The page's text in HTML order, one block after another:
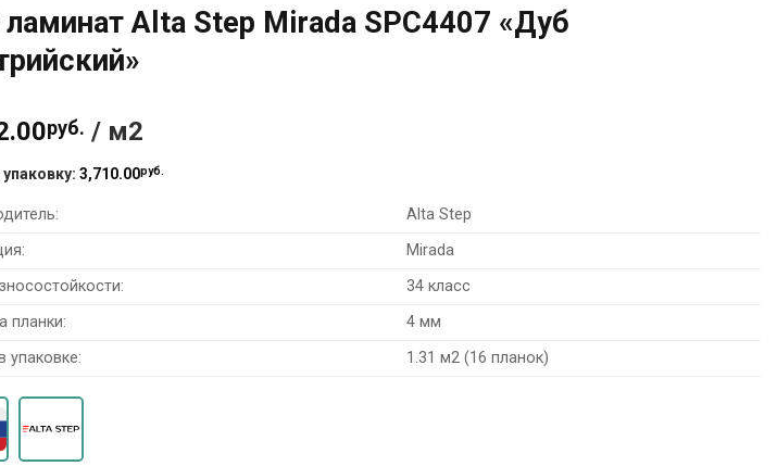
ламинат Alta Step Mirada SPC4407 «Дуб
руб. / м2
3,710.00руб.
Alta Step
Mirada
34 класс
планки:
4 мм
упаковке:
1.31 м2 (16 планок)